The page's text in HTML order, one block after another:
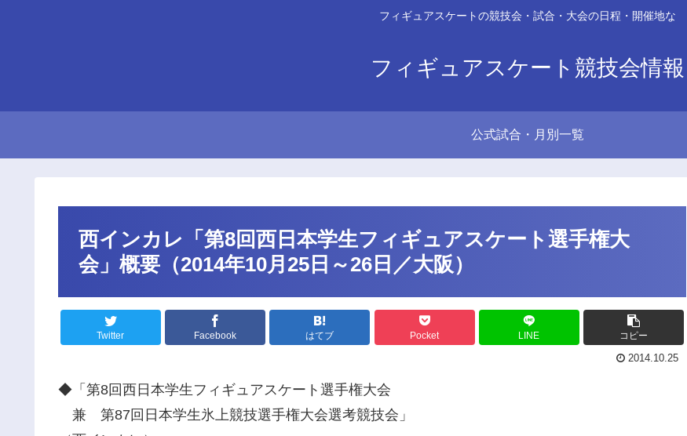
フィギュアスケートの競技会・試合・大会の日程・開催地な
フィギュアスケート競技会情報
公式試合・月別一覧
西インカレ「第8回西日本学生フィギュアスケート選手権大
会」概要（2014年10月25日～26日／大阪）
Twitter Facebook はてブ Pocket LINE コピー
2014.10.25
◆「第8回西日本学生フィギュアスケート選手権大会
兼 第87回日本学生氷上競技選手権大会選考競技会」